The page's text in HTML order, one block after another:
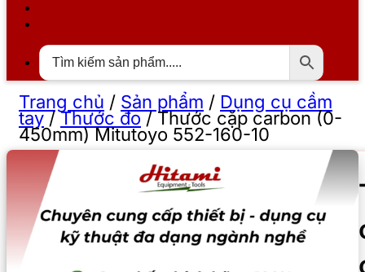
Trang chủ / Sản phẩm / Dụng cụ cầm
tay/Thước đo/Thước cặp carbon (0-
450mm) Mitutoyo 552-160-10